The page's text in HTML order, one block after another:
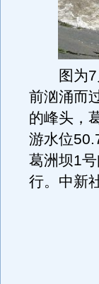
图为7月
前汹涌而
的峰头，
游水位
葛洲坝1
行。中新